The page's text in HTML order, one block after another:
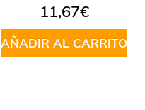
11,67€
AÑADIR AL CARRITO